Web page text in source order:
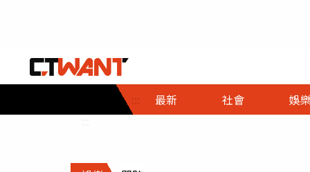
::: 最新 社會
社會首頁
時事
調查
娛樂
娛樂首頁
即時
財經首頁
熱線
政